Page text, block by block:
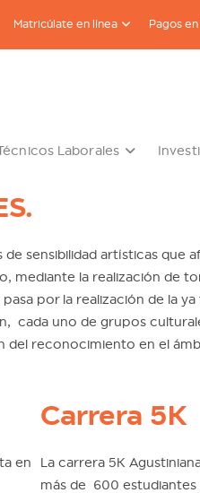
Matricúlate en línea Pagos
Laborales
sensibilidad artísticas que
la realización de
por la realización de la
cada uno de grupos
reconocimiento en el
en
Carrera 5K
La carrera 5K
más de 600